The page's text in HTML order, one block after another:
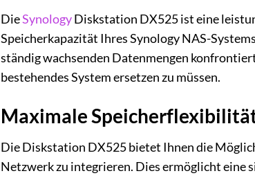
DieSynologyDiskstation DX525 ist eine
Speicherkapazität Ihres Synology NAS-
ständig wachsenden Datenmengen
bestehendes System ersetzen zu müssen.
Maximale
Die Diskstation DX525 bietet Ihnen die
Netzwerk zu integrieren. Dies ermöglicht eine